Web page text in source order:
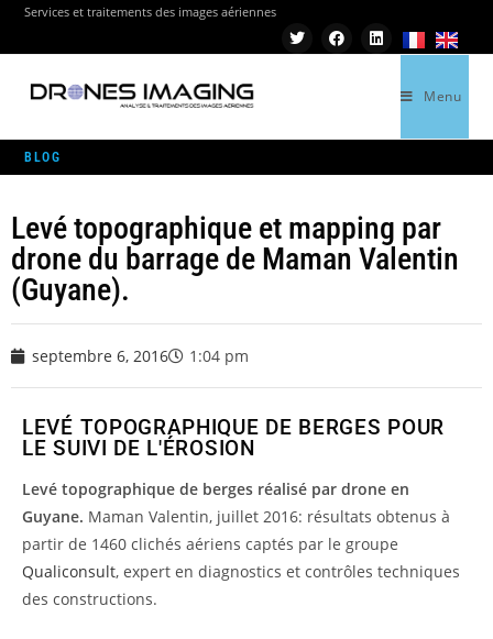
Services et traitements des images aériennes
Menu
BLOG
Levé topographique et mapping par
drone du barrage de Maman Valentin
(Guyane).
septembre 6, 2016 1:04 pm
LEVÉ TOPOGRAPHIQUE DE BERGES POUR
LE SUIVI DE L'ÉROSION
Levé topographique de berges réalisé par drone en
Guyane. Maman Valentin, juillet 2016: résultats obtenus à
partir de 1460 clichés aériens captés par le groupe
Qualiconsult, expert en diagnostics et contrôles techniques
des constructions.